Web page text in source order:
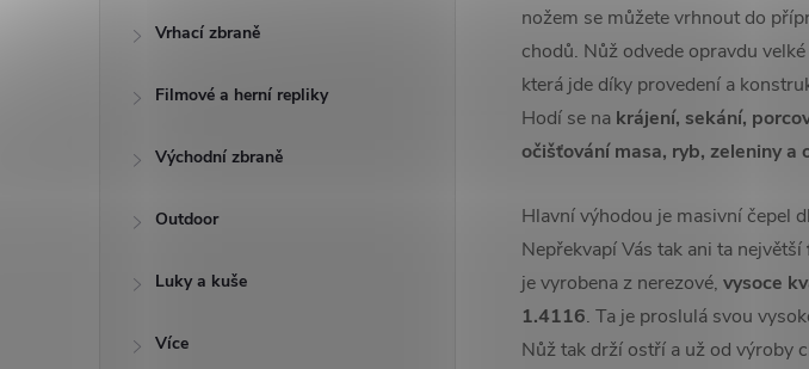
Vrhací zbraně
Filmové a herní repliky
Východní zbraně
Outdoor
Luky a kuše
Více
nožem se můžete vrhnout do
chodů. Nůž odvede opravdu
která jde díky provedení a
Hodí se na krájení, sekání,
očišťování masa, ryb, zeleniny a
Hlavní výhodou je masivní čepel
Nepřekvapí Vás tak ani ta největší
je vyrobena z nerezové, vysoce
1.4116. Ta je proslulá svou
Nůž tak drží ostří a už od výroby